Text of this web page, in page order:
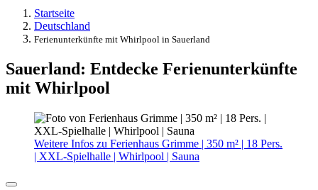
Startseite
Deutschland
Ferienunterkünfte mit Whirlpool in Sauerland
Sauerland: Entdecke Ferienunterkünfte
mit Whirlpool
Weitere Infos zu Ferienhaus Grimme | 350 m² | 18 Pers.
| XXL-Spielhalle | Whirlpool | Sauna